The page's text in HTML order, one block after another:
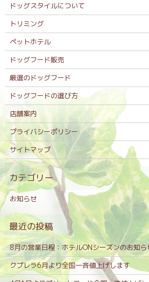
ドッグスタイルについて
トリミング
ペットホテル
ドッグフード販売
厳選のドッグフード
ドッグフードの選び方
店舗案内
プライバシーポリシー
サイトマップ
お知らせ
8月の営業日程：ホテルONシーズンのお知ら
クプレラ6月より全国一斉値上げします